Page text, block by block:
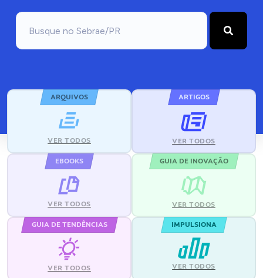
ARQUIVOS
VER TODOS
ARTIGOS
VER TODOS
EBOOKS
VER TODOS
GUIA DE INOVAÇÃO
VER TODOS
GUIA DE TENDÊNCIAS
VER TODOS
IMPULSIONA
VER TODOS